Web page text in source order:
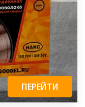
ПЕРЕЙТИ